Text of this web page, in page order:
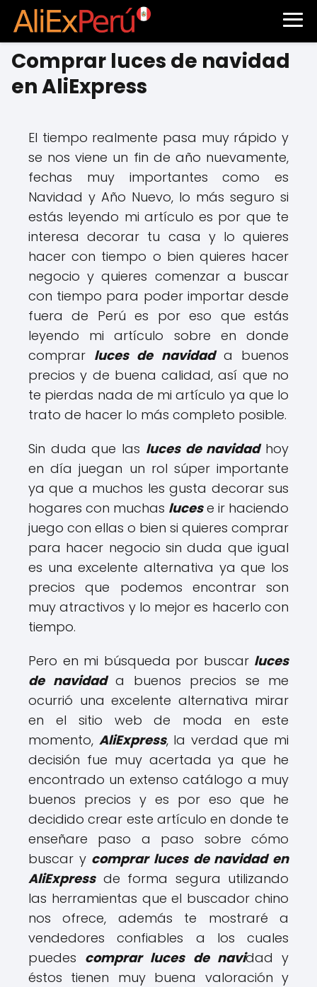
Comprar luces de navidad
en AliExpress
El tiempo realmente pasa muy rápido y
se nos viene un fin de año nuevamente,
fechas muy importantes como es
Navidad y Año Nuevo, lo más seguro si
estás leyendo mi artículo es por que te
interesa decorar tu casa y lo quieres
hacer con tiempo o bien quieres hacer
negocio y quieres comenzar a buscar
con tiempo para poder importar desde
fuera de Perú es por eso que estás
leyendo mi artículo sobre en donde
comprar luces de navidada buenos
precios y de buena calidad, así que no
te pierdas nada de mi artículo ya que lo
trato de hacer lo más completo posible.
Sin duda que las luces de navidadhoy
en día juegan un rol súper importante
ya que a muchos les gusta decorar sus
hogares con muchas lucese ir haciendo
juego con ellas o bien si quieres comprar
para hacer negocio sin duda que igual
es una excelente alternativa ya que los
precios que podemos encontrar son
muy atractivos y lo mejor es hacerlo con
tiempo.
Pero en mi búsqueda por buscar luces
de navidada buenos precios se me
ocurrió una excelente alternativa mirar
en el sitio web de moda en este
momento, AliExpress, la verdad que mi
decisión fue muy acertada ya que he
encontrado un extenso catálogo a muy
buenos precios y es por eso que he
decidido crear este artículo en donde te
enseñare paso a paso sobre cómo
buscar y comprar luces de navidad en
AliExpressde forma segura utilizando
las herramientas que el buscador chino
nos ofrece, además te mostraré a
vendedores confiables a los cuales
puedes comprar luces de navidad y
éstos tienen muy buena valoración y